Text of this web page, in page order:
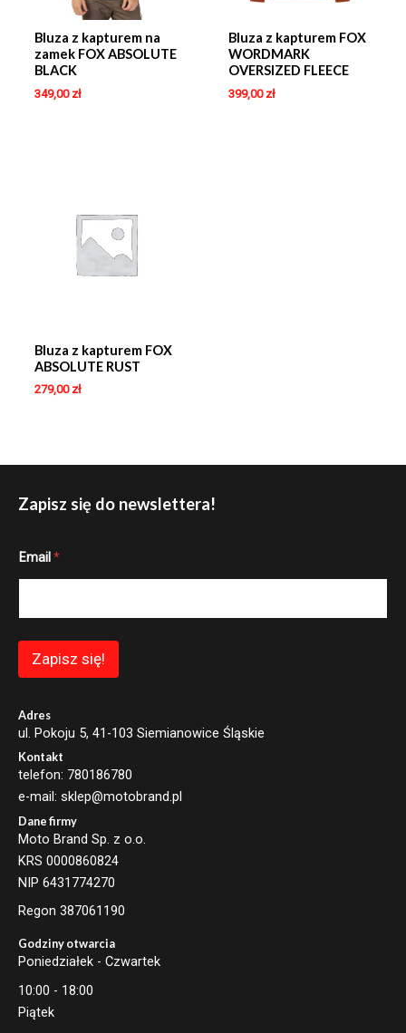
Bluza z kapturem na
zamek FOX ABSOLUTE
BLACK
349,00 zł
Bluza z kapturem FOX
WORDMARK
OVERSIZED FLEECE
399,00 zł
Bluza z kapturem FOX
ABSOLUTE RUST
279,00 zł
Zapisz się do newslettera!
m
*
i
Email *
Zapisz się!
Adres
ul. Pokoju 5, 41-103 Siemianowice Śląskie
Kontakt
telefon: 780186780
e-mail: sklep@motobrand.pl
Dane firmy
Moto Brand Sp. z o.o.
KRS 0000860824
NIP 6431774270
Regon 387061190
Godziny otwarcia
Poniedziałek - Czwartek
10:00 - 18:00
Piątek